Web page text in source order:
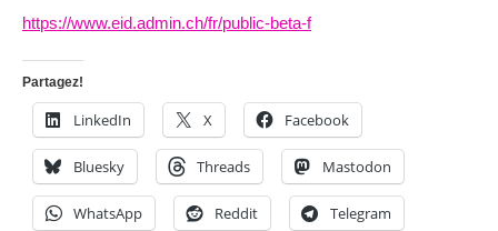
https://www.eid.admin.ch/fr/public-beta-f
Partagez!
LinkedIn X Facebook
Bluesky Threads Mastodon
WhatsApp Reddit Telegram